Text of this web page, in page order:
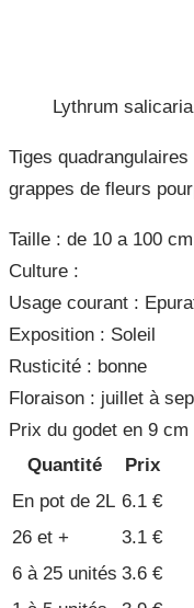
Lythrum salicaria
Tiges
grappes de fleurs
Taille : de 10 a 100 cm
Culture :
Usage courant :
Exposition : Soleil
Rusticité : bonne
Floraison : juillet à
Prix du godet en 9
Quantité
Prix
En pot de 2L 6.1 €
26 et +
3.1 €
6 à 25 unités 3.6 €